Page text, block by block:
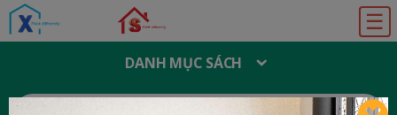
☰
DANH MỤC SÁCH
T